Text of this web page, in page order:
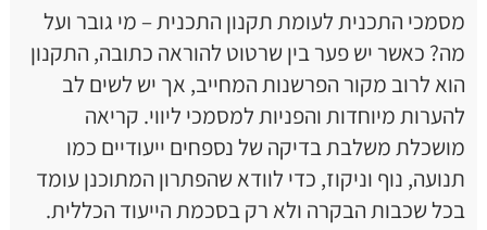
מסמכי התכנית לעומת תקנון התכנית – מי גובר ועל
מה? כאשר יש פער בין שרטוט להוראה כתובה, התקנון
הוא לרוב מקור הפרשנות המחייב, אך יש לשים לב
להערות מיוחדות והפניות למסמכי ליווי. קריאה
מושכלת משלבת בדיקה של נספחים ייעודיים כמו
תנועה, נוף וניקוז, כדי לוודא שהפתרון המתוכנן עומד
בכל שכבות הבקרה ולא רק בסכמת הייעוד הכללית.